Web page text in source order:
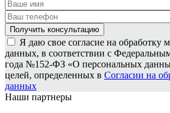
Я даю свое согласие на обработку
данных, в соответствии с
года №152-ФЗ «О персональных
целей, определенных в Согласии на
данных
Наши партнеры